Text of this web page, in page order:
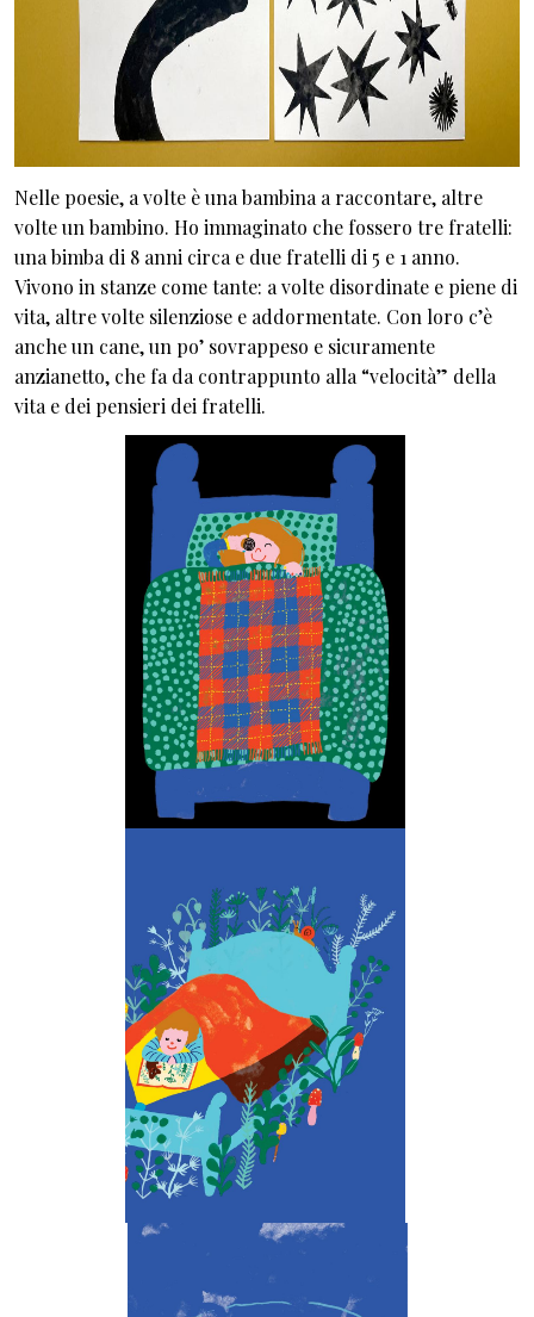
Nelle poesie, a volte è una bambina a raccontare, altre
volte un bambino. Ho immaginato che fossero tre fratelli:
una bimba di 8 anni circa e due fratelli di 5 e 1 anno.
Vivono in stanze come tante: a volte disordinate e piene di
vita, altre volte silenziose e addormentate. Con loro c’è
anche un cane, un po’ sovrappeso e sicuramente
anzianetto, che fa da contrappunto alla “velocità” della
vita e dei pensieri dei fratelli.